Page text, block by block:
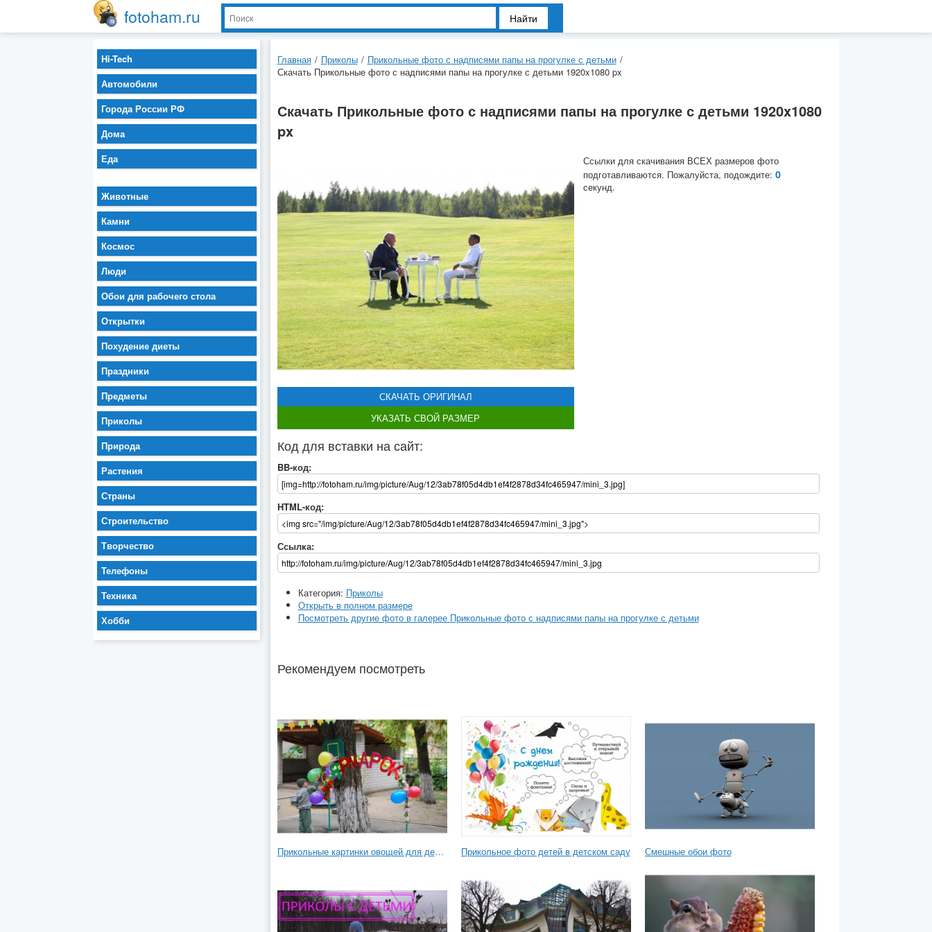
fotoham.ru Найти
Главная / Приколы / Прикольные фото с надписями папы на прогулке с детьми /
Скачать Прикольные фото с надписями папы на прогулке с детьми 1920x1080 px
Скачать Прикольные фото с надписями папы на прогулке с детьми 1920x1080
px
СКАЧАТЬ ОРИГИНАЛ
УКАЗАТЬ СВОЙ РАЗМЕР
Ссылки для скачивания ВСЕХ размеров фото
подготавливаются. Пожалуйста, подождите: 0
секунд.
Код для вставки на сайт:
BB-код:
HTML-код:
Ссылка:
Категория: Приколы
Открыть в полном размере
Посмотреть другие фото в галерее Прикольные фото с надписями папы на прогулке с детьми
Рекомендуем посмотреть
Прикольные картинки овощей для детей Прикольное фото детей в детском саду Смешные обои фото
Hi-Tech
Автомобили
Города России РФ
Дома
Еда
Животные
Камни
Космос
Люди
Обои для рабочего стола
Открытки
Похудение диеты
Праздники
Предметы
Приколы
Природа
Растения
Страны
Строительство
Творчество
Телефоны
Техника
Хобби